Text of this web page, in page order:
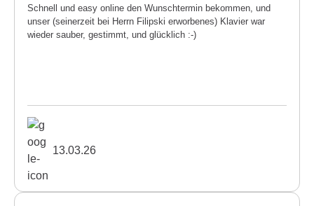
Schnell und easy online den Wunschtermin bekommen, und
unser (seinerzeit bei Herrn Filipski erworbenes) Klavier war
wieder sauber, gestimmt, und glücklich :-)
13.03.26